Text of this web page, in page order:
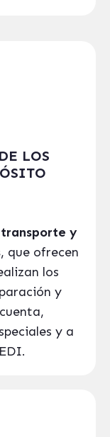
LOS
y
, que ofrecen
los
y
y a